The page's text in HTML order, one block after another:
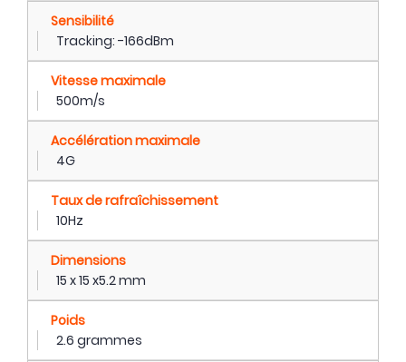
Sensibilité
Tracking: -166dBm
Vitesse maximale
500m/s
Accélération maximale
4G
Taux de rafraîchissement
10Hz
Dimensions
15 x 15 x5.2 mm
Poids
2.6 grammes